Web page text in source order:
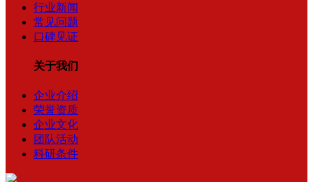
行业新闻
常见问题
口碑见证
关于我们
企业介绍
荣誉资质
企业文化
团队活动
科研条件